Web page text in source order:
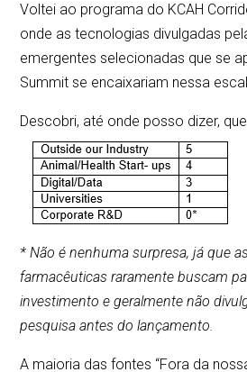
Voltei ao programa do KCAH
onde as tecnologias divulgadas
emergentes selecionadas que se
Summit se encaixariam nessa
Descobri, até onde posso dizer,
* Não é nenhuma surpresa, já que
farmacêuticas raramente buscam
investimento e geralmente não
pesquisa antes do lançamento.
A maioria das fontes “Fora da